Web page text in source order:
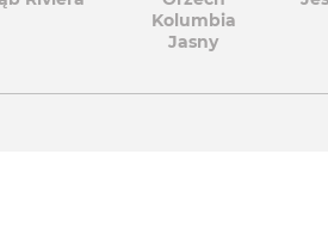
Kolumbia
Jasny